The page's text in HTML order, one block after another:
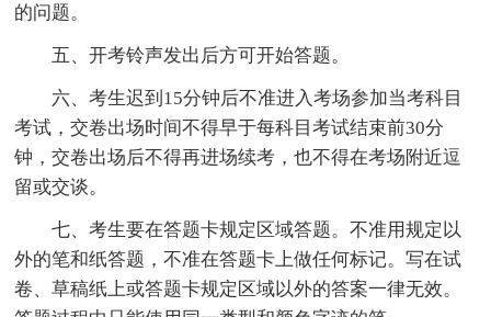
的问题。
五、开考铃声发出后方可开始答题。
六、考生迟到15分钟后不准进入考场参加当考科目
考试，交卷出场时间不得早于每科目考试结束前30分
钟，交卷出场后不得再进场续考，也不得在考场附近逗
留或交谈。
七、考生要在答题卡规定区域答题。不准用规定以
外的笔和纸答题，不准在答题卡上做任何标记。写在试
卷、草稿纸上或答题卡规定区域以外的答案一律无效。